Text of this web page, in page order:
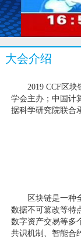
大会介绍
2019 CCF区
学会主办；中国计
据科学研究院联合
区块链是一种
数据不可篡改等特
数字资产交易等多
共识机制、智能合